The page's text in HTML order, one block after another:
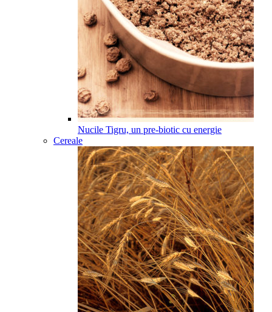
Nucile Tigru, un pre-biotic cu energie
Cereale